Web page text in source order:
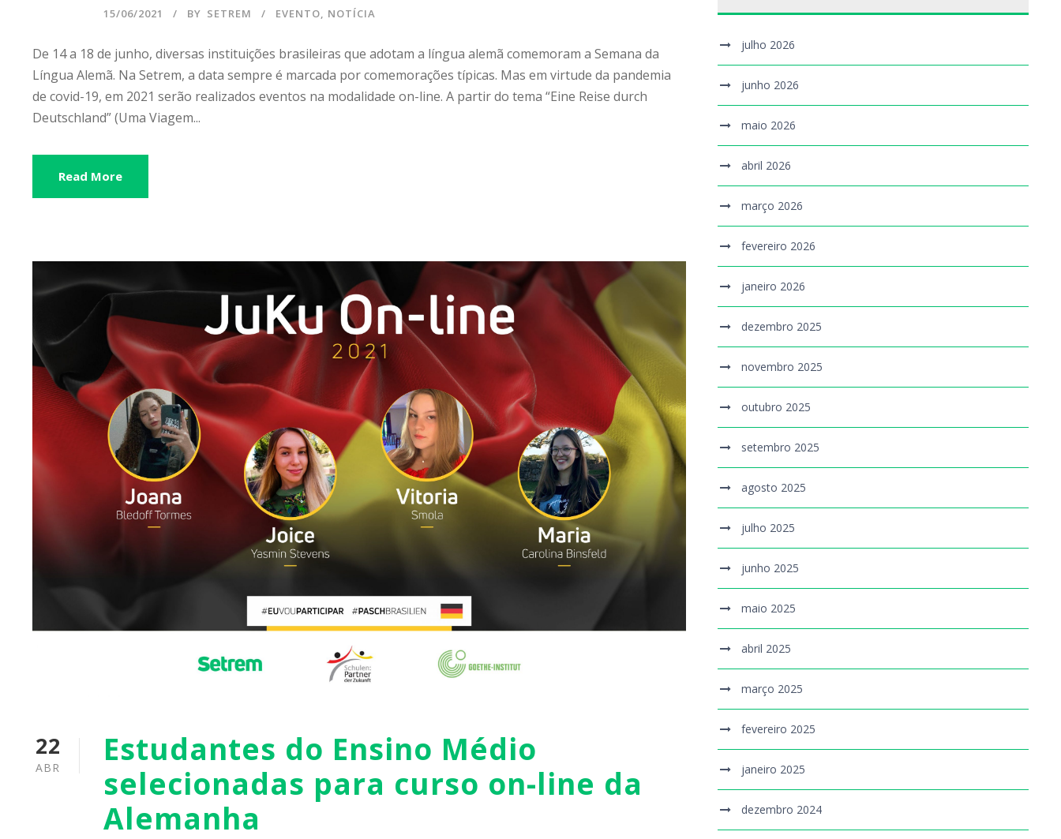
15/06/2021 BY SETREM EVENTO, NOTÍCIA
De 14 a 18 de junho, diversas instituições brasileiras que adotam a língua alemã comemoram a Semana da
Língua Alemã. Na Setrem, a data sempre é marcada por comemorações típicas. Mas em virtude da pandemia
de covid-19, em 2021 serão realizados eventos na modalidade on-line. A partir do tema “Eine Reise durch
Deutschland” (Uma Viagem...
Read More
22
ABR
Estudantes do Ensino Médio
selecionadas para curso on-line da
Alemanha
julho 2026
junho 2026
maio 2026
abril 2026
março 2026
fevereiro 2026
janeiro 2026
dezembro 2025
novembro 2025
outubro 2025
setembro 2025
agosto 2025
julho 2025
junho 2025
maio 2025
abril 2025
março 2025
fevereiro 2025
janeiro 2025
dezembro 2024